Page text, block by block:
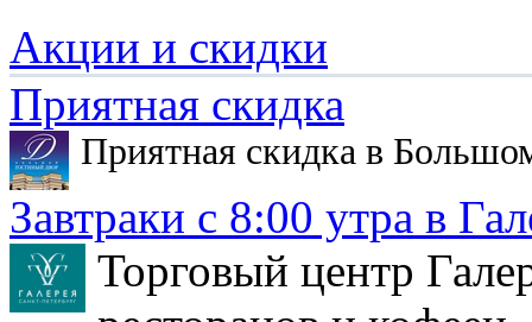
Акции и скидки
Приятная скидка
Приятная скидка в
Завтраки с 8:00 утра в
Торговый центр